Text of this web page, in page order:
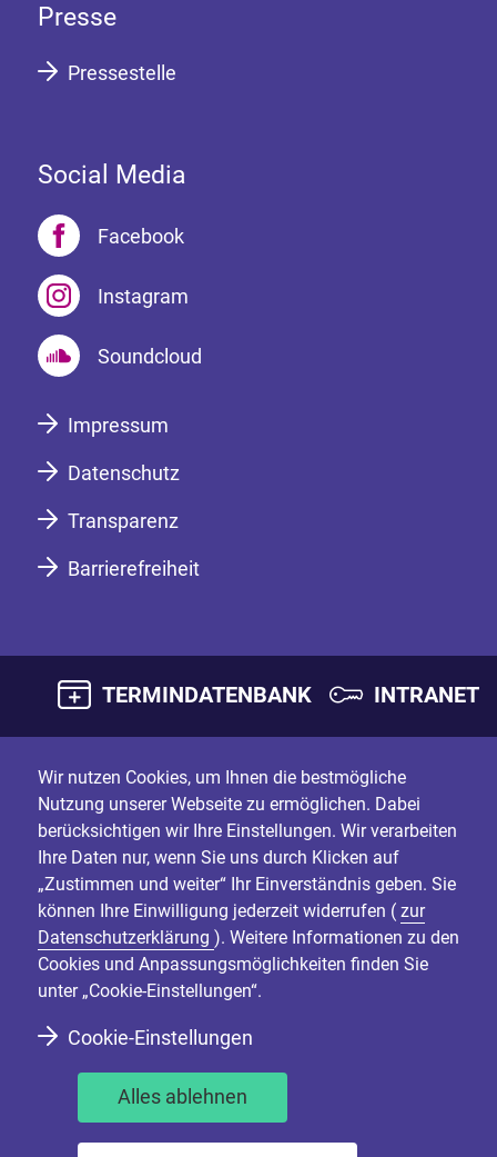
Presse
Pressestelle
Social Media
Facebook
Instagram
Soundcloud
Impressum
Datenschutz
Transparenz
Barrierefreiheit
TERMINDATENBANK INTRANET
Wir nutzen Cookies, um Ihnen die bestmögliche
Nutzung unserer Webseite zu ermöglichen. Dabei
berücksichtigen wir Ihre Einstellungen. Wir verarbeiten
Ihre Daten nur, wenn Sie uns durch Klicken auf
„Zustimmen und weiter“ Ihr Einverständnis geben. Sie
können Ihre Einwilligung jederzeit widerrufen ( zur
Datenschutzerklärung ). Weitere Informationen zu den
Cookies und Anpassungsmöglichkeiten finden Sie
unter „Cookie-Einstellungen“.
Cookie-Einstellungen
Alles ablehnen